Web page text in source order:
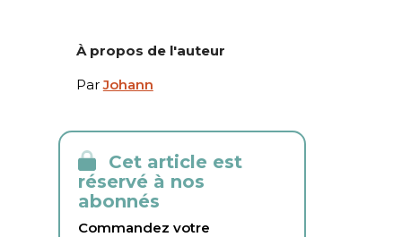
À propos de l'auteur
ParJohann
Cet article est
réservé à nos
abonnés
Commandez votre